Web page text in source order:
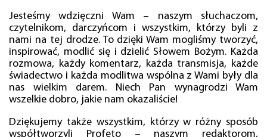
Jesteśmy wdzięczni Wam – naszym słuchaczom,
czytelnikom, darczyńcom i wszystkim, którzy byli z
nami na tej drodze. To dzięki Wam mogliśmy tworzyć,
inspirować, modlić się i dzielić Słowem Bożym. Każda
rozmowa, każdy komentarz, każda transmisja, każde
świadectwo i każda modlitwa wspólna z Wami były dla
nas wielkim darem. Niech Pan wynagrodzi Wam
wszelkie dobro, jakie nam okazaliście!
Dziękujemy także wszystkim, którzy w różny sposób
współtworzyli Profeto – naszym redaktorom,